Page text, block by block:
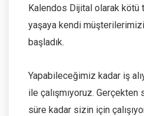
Kalendos Dijital olarak kötü
yaşaya kendi
başladık.
Yapabileceğimiz kadar iş
ile çalışmıyoruz. Gerçekten
süre kadar sizin için